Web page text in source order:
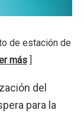
de estación de
más]
del
para la